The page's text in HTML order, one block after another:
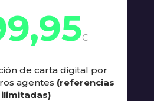
€
de carta digital por
agentes (referencias
ilimitadas)